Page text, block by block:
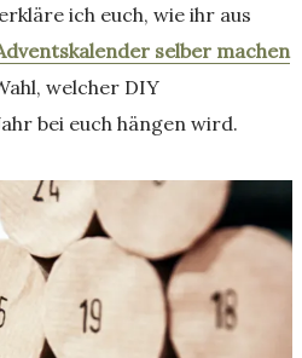
ich euch, wie ihr aus
selber machen
welcher DIY
bei euch hängen wird.